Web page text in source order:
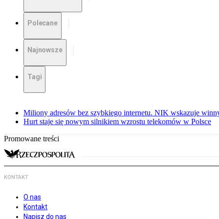
Polecane
Najnowsze
Tagi
Miliony adresów bez szybkiego internetu. NIK wskazuje
Hurt staje się nowym silnikiem wzrostu telekomów w Polsce
Promowane treści
KONTAKT
O nas
Kontakt
Napisz do nas